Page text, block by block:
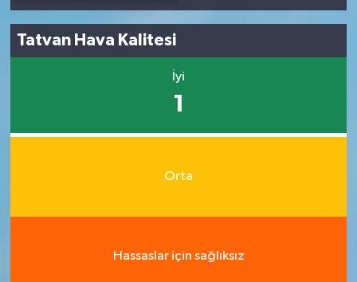
Tatvan Hava Kalitesi
İyi
1
Orta
Hassaslar için sağlıksız